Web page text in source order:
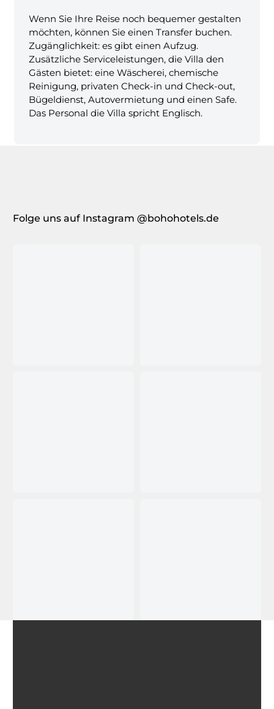
Wenn Sie Ihre Reise noch bequemer gestalten
möchten, können Sie einen Transfer buchen.
Zugänglichkeit: es gibt einen Aufzug.
Zusätzliche Serviceleistungen, die Villa den
Gästen bietet: eine Wäscherei, chemische
Reinigung, privaten Check-in und Check-out,
Bügeldienst, Autovermietung und einen Safe.
Das Personal die Villa spricht Englisch.
Folge uns auf Instagram @bohohotels.de